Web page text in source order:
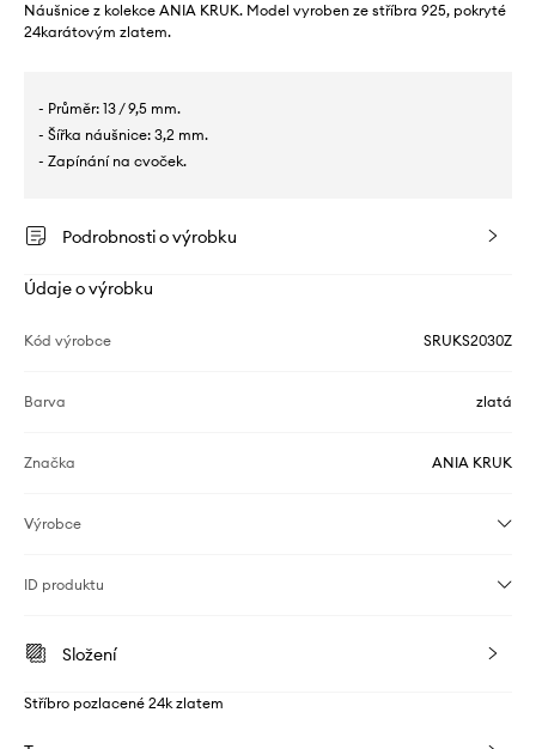
Náušnice z kolekce ANIA KRUK. Model vyroben ze stříbra 925, pokryté
24karátovým zlatem.
- Průměr: 13 / 9,5 mm.
- Šířka náušnice: 3,2 mm.
- Zapínání na cvoček.
Podrobnosti o výrobku
Údaje o výrobku
Kód výrobce SRUKS2030Z
Barva zlatá
Značka ANIA KRUK
Výrobce
ID produktu
Složení
Stříbro pozlacené 24k zlatem